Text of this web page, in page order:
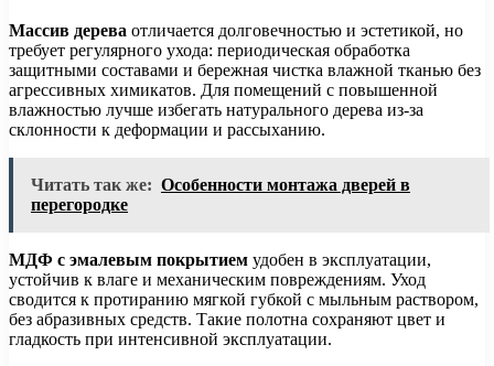
Массив дерева отличается долговечностью и эстетикой, но
требует регулярного ухода: периодическая обработка
защитными составами и бережная чистка влажной тканью без
агрессивных химикатов. Для помещений с повышенной
влажностью лучше избегать натурального дерева из-за
склонности к деформации и рассыханию.
Читать так же: Особенности монтажа дверей в
перегородке
МДФ с эмалевым покрытием удобен в эксплуатации,
устойчив к влаге и механическим повреждениям. Уход
сводится к протиранию мягкой губкой с мыльным раствором,
без абразивных средств. Такие полотна сохраняют цвет и
гладкость при интенсивной эксплуатации.